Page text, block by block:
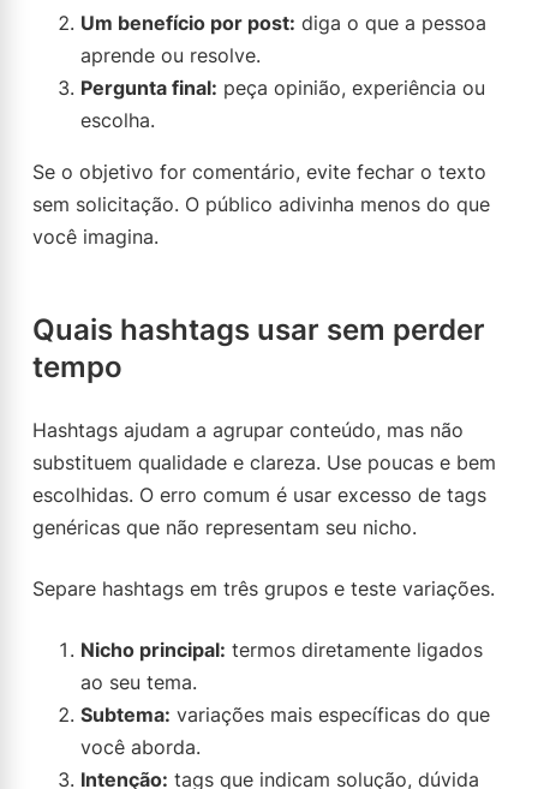
Um benefício por post: diga o que a pessoa
aprende ou resolve.
Pergunta final: peça opinião, experiência ou
escolha.
Se o objetivo for comentário, evite fechar o texto
sem solicitação. O público adivinha menos do que
você imagina.
Quais hashtags usar sem perder
tempo
Hashtags ajudam a agrupar conteúdo, mas não
substituem qualidade e clareza. Use poucas e bem
escolhidas. O erro comum é usar excesso de tags
genéricas que não representam seu nicho.
Separe hashtags em três grupos e teste variações.
Nicho principal: termos diretamente ligados
ao seu tema.
Subtema: variações mais específicas do que
você aborda.
Intenção: tags que indicam solução, dúvida